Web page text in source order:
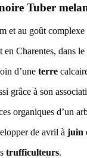
Tuber
et au goût complexe
Charentes, dans
d’une terre
grâce à son
organiques d’un
de avril à juin
trufficulteurs.